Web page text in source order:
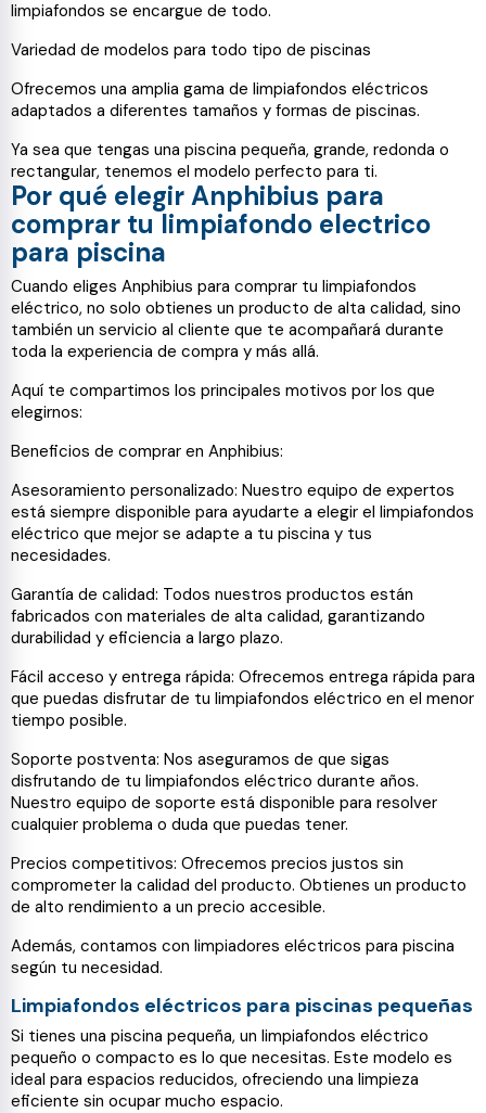
limpiafondos se encargue de todo.
Variedad de modelos para todo tipo de piscinas
Ofrecemos una amplia gama de limpiafondos eléctricos
adaptados a diferentes tamaños y formas de piscinas.
Ya sea que tengas una piscina pequeña, grande, redonda o
rectangular, tenemos el modelo perfecto para ti.
Por qué elegir Anphibius para
comprar tu limpiafondo electrico
para piscina
Cuando eliges Anphibius para comprar tu limpiafondos
eléctrico, no solo obtienes un producto de alta calidad, sino
también un servicio al cliente que te acompañará durante
toda la experiencia de compra y más allá.
Aquí te compartimos los principales motivos por los que
elegirnos:
Beneficios de comprar en Anphibius:
Asesoramiento personalizado: Nuestro equipo de expertos
está siempre disponible para ayudarte a elegir el limpiafondos
eléctrico que mejor se adapte a tu piscina y tus
necesidades.
Garantía de calidad: Todos nuestros productos están
fabricados con materiales de alta calidad, garantizando
durabilidad y eficiencia a largo plazo.
Fácil acceso y entrega rápida: Ofrecemos entrega rápida para
que puedas disfrutar de tu limpiafondos eléctrico en el menor
tiempo posible.
Soporte postventa: Nos aseguramos de que sigas
disfrutando de tu limpiafondos eléctrico durante años.
Nuestro equipo de soporte está disponible para resolver
cualquier problema o duda que puedas tener.
Precios competitivos: Ofrecemos precios justos sin
comprometer la calidad del producto. Obtienes un producto
de alto rendimiento a un precio accesible.
Además, contamos con limpiadores eléctricos para piscina
según tu necesidad.
Limpiafondos eléctricos para piscinas pequeñas
Si tienes una piscina pequeña, un limpiafondos eléctrico
pequeño o compacto es lo que necesitas. Este modelo es
ideal para espacios reducidos, ofreciendo una limpieza
eficiente sin ocupar mucho espacio.